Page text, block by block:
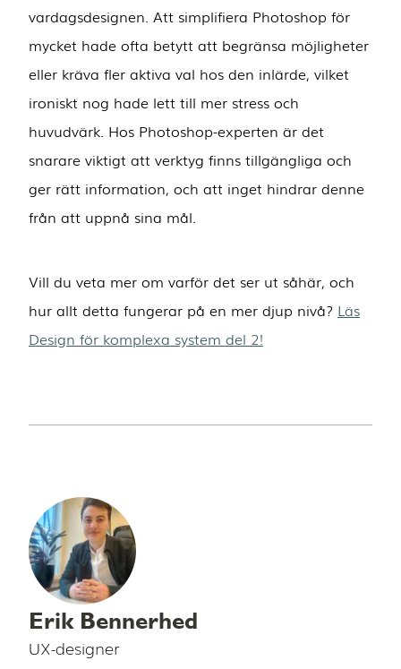
vardagsdesignen. Att simplifiera Photoshop för
mycket hade ofta betytt att begränsa möjligheter
eller kräva fler aktiva val hos den inlärde, vilket
ironiskt nog hade lett till mer stress och
huvudvärk. Hos Photoshop-experten är det
snarare viktigt att verktyg finns tillgängliga och
ger rätt information, och att inget hindrar denne
från att uppnå sina mål.
Vill du veta mer om varför det ser ut såhär, och
hur allt detta fungerar på en mer djup nivå? Läs
Design för komplexa system del 2!
Erik Bennerhed
UX-designer